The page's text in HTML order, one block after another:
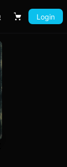
Carrito
Login